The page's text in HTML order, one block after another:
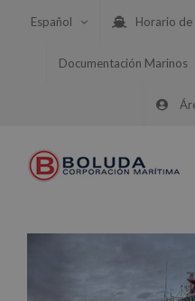
Español Horario de
Documentación Marinos